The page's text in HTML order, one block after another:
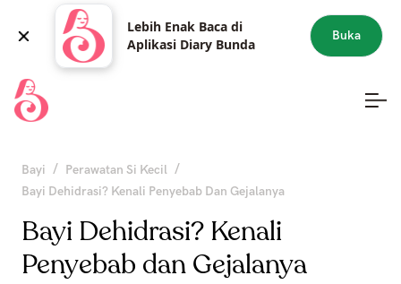
Lebih Enak Baca di
Aplikasi Diary Bunda
Buka
Bayi / Perawatan Si Kecil /
Bayi Dehidrasi? Kenali Penyebab Dan Gejalanya
Bayi Dehidrasi? Kenali
Penyebab dan Gejalanya